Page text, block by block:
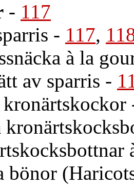
- 117
- 117,
à la
av sparris -
bönor